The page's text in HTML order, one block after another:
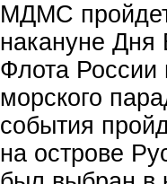
МДМС
накануне Дня
Флота России
морского
события
на острове